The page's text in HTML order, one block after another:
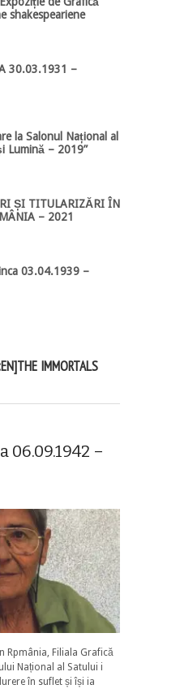
shakespeariene
30.03.1931 –
la Salonul Național al
Lumină – 2019”
ȘI TITULARIZĂRI ÎN
– 2021
03.04.1939 –
IMMORTALS
–
Rpmânia, Filiala Grafică
Național al Satului i
în suflet și își ia